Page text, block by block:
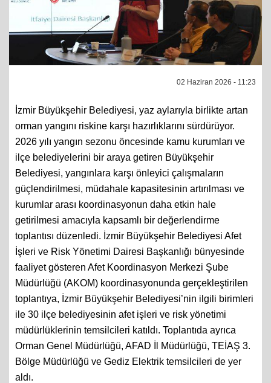
02 Haziran 2026 - 11:23
İzmir Büyükşehir Belediyesi, yaz aylarıyla birlikte artan
orman yangını riskine karşı hazırlıklarını sürdürüyor.
2026 yılı yangın sezonu öncesinde kamu kurumları ve
ilçe belediyelerini bir araya getiren Büyükşehir
Belediyesi, yangınlara karşı önleyici çalışmaların
güçlendirilmesi, müdahale kapasitesinin artırılması ve
kurumlar arası koordinasyonun daha etkin hale
getirilmesi amacıyla kapsamlı bir değerlendirme
toplantısı düzenledi. İzmir Büyükşehir Belediyesi Afet
İşleri ve Risk Yönetimi Dairesi Başkanlığı bünyesinde
faaliyet gösteren Afet Koordinasyon Merkezi Şube
Müdürlüğü (AKOM) koordinasyonunda gerçekleştirilen
toplantıya, İzmir Büyükşehir Belediyesi’nin ilgili birimleri
ile 30 ilçe belediyesinin afet işleri ve risk yönetimi
müdürlüklerinin temsilcileri katıldı. Toplantıda ayrıca
Orman Genel Müdürlüğü, AFAD İl Müdürlüğü, TEİAŞ 3.
Bölge Müdürlüğü ve Gediz Elektrik temsilcileri de yer
aldı.